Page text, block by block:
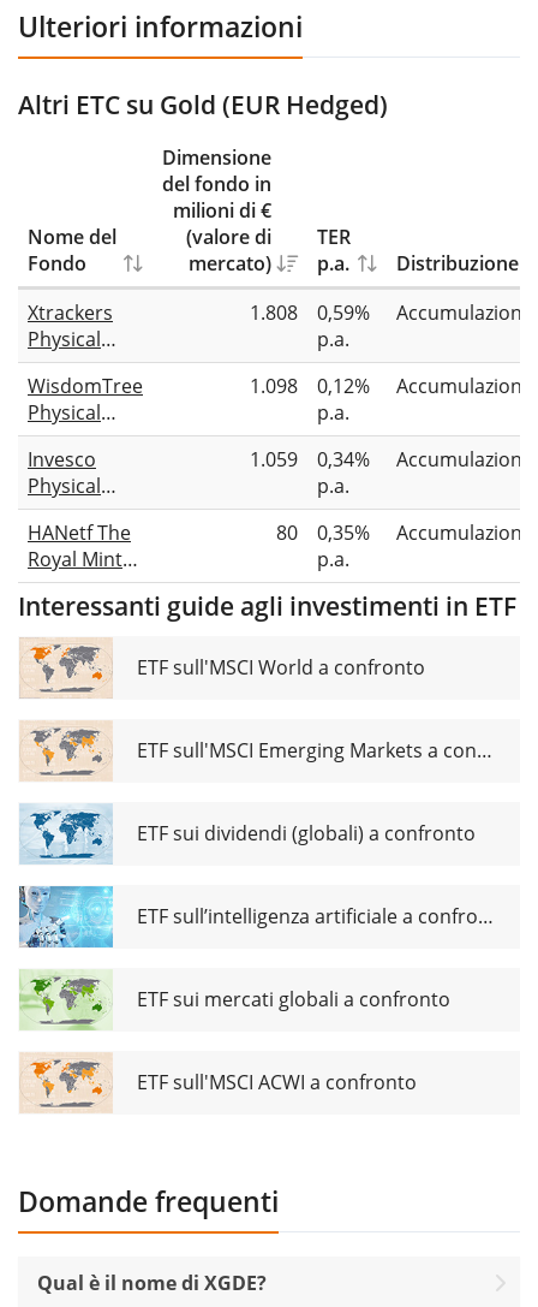
Ulteriori informazioni
Altri ETC su Gold (EUR Hedged)
Nome del
Fondo
Dimensione
del fondo in
milioni di €
(valore di
mercato)
TER
p.a.
Distribuzione
Xtrackers
Physical
Gold EUR
Hedged ETC
1.808
0,59%
p.a.
Accumulazione
WisdomTree
Physical
Gold - EUR
Daily
Hedged
1.098
0,12%
p.a.
Accumulazione
Invesco
Physical
Gold EUR
Hedged ETC
1.059
0,34%
p.a.
Accumulazione
HANetf The
Royal Mint
Responsibly
Sourced
Physical
Gold EUR
Hedged ETC
80
0,35%
p.a.
Accumulazione
Interessanti guide agli investimenti in ETF
ETF sull'MSCI World a confronto
ETF sull'MSCI Emerging Markets a confronto
ETF sui dividendi (globali) a confronto
ETF sull’intelligenza artificiale a confronto
ETF sui mercati globali a confronto
ETF sull'MSCI ACWI a confronto
Domande frequenti
Qual è il nome di XGDE?